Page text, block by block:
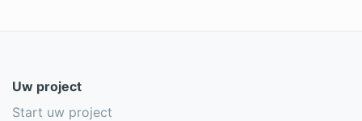
Uw project
Start uw project